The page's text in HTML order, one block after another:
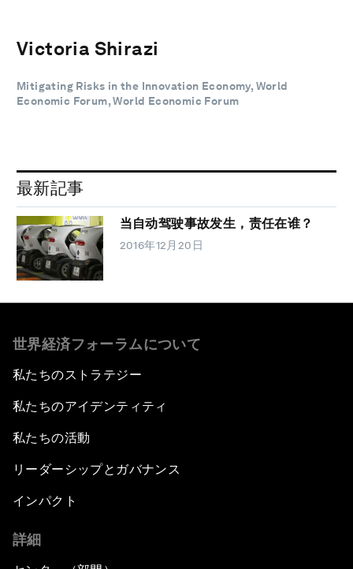
Victoria Shirazi
Mitigating Risks in the Innovation Economy, World
Economic Forum, World Economic Forum
最新記事
当自动驾驶事故发生，责任在谁？
2016年12月20日
世界経済フォーラムについて
私たちのストラテジー
私たちのアイデンティティ
私たちの活動
リーダーシップとガバナンス
インパクト
詳細